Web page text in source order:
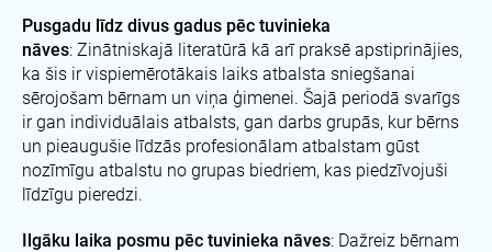
Pusgadu līdz divus gadus pēc tuvinieka
nāves: Zinātniskajā literatūrā kā arī praksē apstiprinājies,
ka šis ir vispiemērotākais laiks atbalsta sniegšanai
sērojošam bērnam un viņa ģimenei. Šajā periodā svarīgs
ir gan individuālais atbalsts, gan darbs grupās, kur bērns
un pieaugušie līdzās profesionālam atbalstam gūst
nozīmīgu atbalstu no grupas biedriem, kas piedzīvojuši
līdzīgu pieredzi.
Ilgāku laika posmu pēc tuvinieka nāves: Dažreiz bērnam